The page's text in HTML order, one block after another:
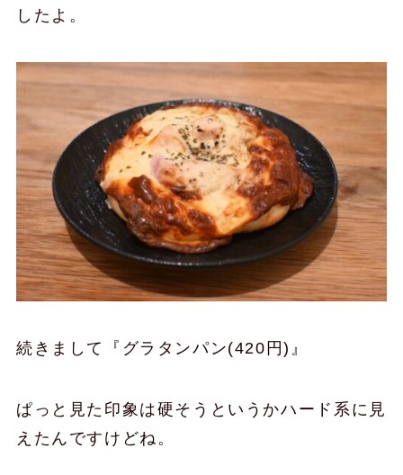
したよ。
続きまして『グラタンパン(420円)』
ぱっと見た印象は硬そうというかハード系に見
えたんですけどね。